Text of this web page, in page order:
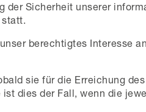
der Sicherheit unserer
berechtigtes Interesse
sie für die Erreichung
dies der Fall, wenn die